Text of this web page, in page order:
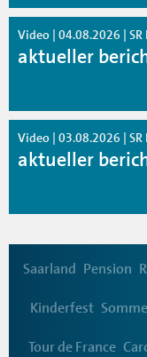
Video | 04.08.2026 | SR
aktueller
Video | 03.08.2026 | SR
aktueller
Saarland Pension
Kinderfest
Tour de France